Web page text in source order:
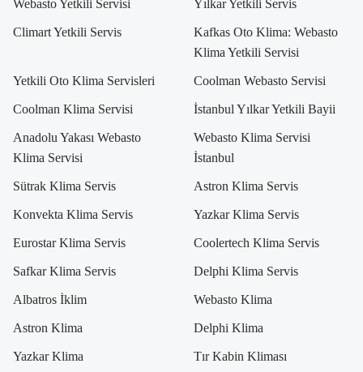
Webasto Yetkili Servisi Yılkar Yetkili Servis
Climart Yetkili Servis
Kafkas Oto Klima: Webasto
Klima Yetkili Servisi
Yetkili Oto Klima Servisleri Coolman Webasto Servisi
Coolman Klima Servisi İstanbul Yılkar Yetkili Bayii
Anadolu Yakası Webasto
Klima Servisi
Webasto Klima Servisi
İstanbul
Sütrak Klima Servis Astron Klima Servis
Konvekta Klima Servis Yazkar Klima Servis
Eurostar Klima Servis Coolertech Klima Servis
Safkar Klima Servis Delphi Klima Servis
Albatros İklim Webasto Klima
Astron Klima Delphi Klima
Yazkar Klima Tır Kabin Kliması